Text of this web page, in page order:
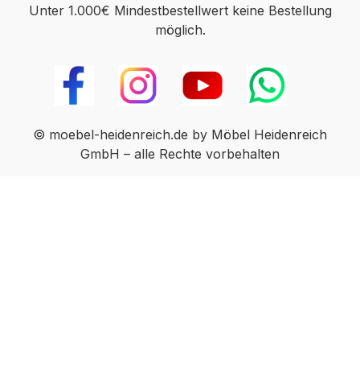
Unter 1.000€ Mindestbestellwert keine Bestellung
möglich.
© moebel-heidenreich.de by Möbel Heidenreich
GmbH – alle Rechte vorbehalten